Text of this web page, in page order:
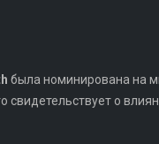
была номинирована на
о